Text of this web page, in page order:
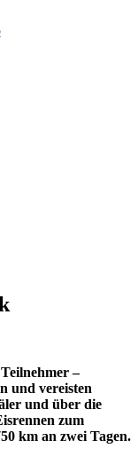
–
und vereisten
und über die
zum
km an zwei Tagen.